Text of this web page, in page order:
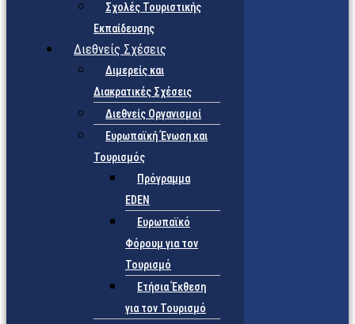
Σχολές Τουριστικής
Εκπαίδευσης
Διεθνείς Σχέσεις
Διμερείς και
Διακρατικές Σχέσεις
Διεθνείς Οργανισμοί
Ευρωπαϊκή Ένωση και
Τουρισμός
Πρόγραμμα
EDEN
Ευρωπαϊκό
Φόρουμ για τον
Τουρισμό
Ετήσια Έκθεση
για τον Τουρισμό